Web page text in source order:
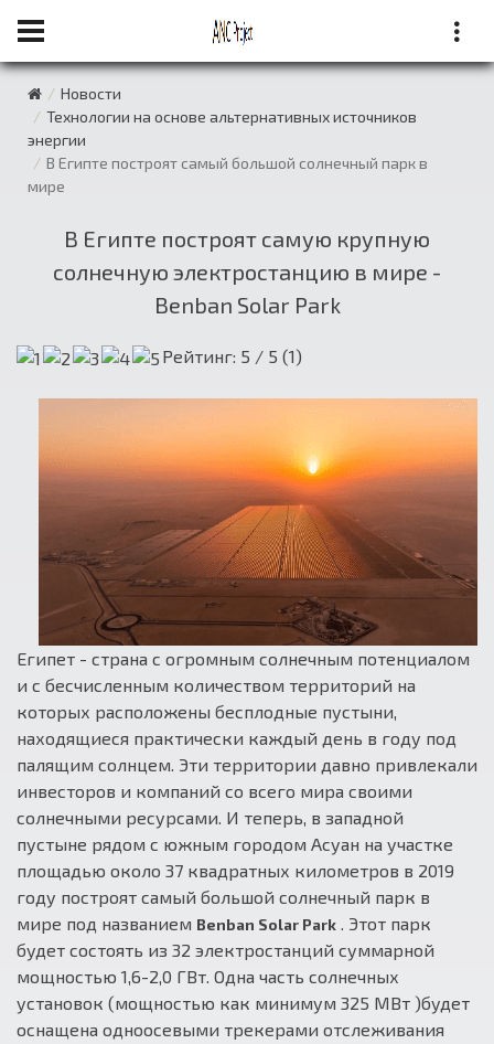
Новости
Технологии на основе альтернативных источников
энергии
В Египте построят самый большой солнечный парк в
мире
В Египте построят самую крупную
солнечную электростанцию в мире -
Benban Solar Park
Рейтинг: 5 / 5 (1)
Египет - страна с огромным солнечным потенциалом
и с бесчисленным количеством территорий на
которых расположены бесплодные пустыни,
находящиеся практически каждый день в году под
палящим солнцем. Эти территории давно привлекали
инвесторов и компаний со всего мира своими
солнечными ресурсами. И теперь, в западной
пустыне рядом с южным городом Асуан на участке
площадью около 37 квадратных километров в 2019
году построят самый большой солнечный парк в
мире под названием Benban Solar Park . Этот парк
будет состоять из 32 электростанций суммарной
мощностью 1,6-2,0 ГВт. Одна часть солнечных
установок (мощностью как минимум 325 МВт )будет
оснащена одноосевыми трекерами отслеживания